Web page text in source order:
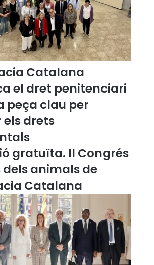
e
x
p
o
s
i
c
ó
f
o
t
r
à
f
i
c
a
;
C
a
t
a
Catalana
el dret penitenciari
peça clau per
drets
gratuïta. II Congrés
dels animals de
Catalana